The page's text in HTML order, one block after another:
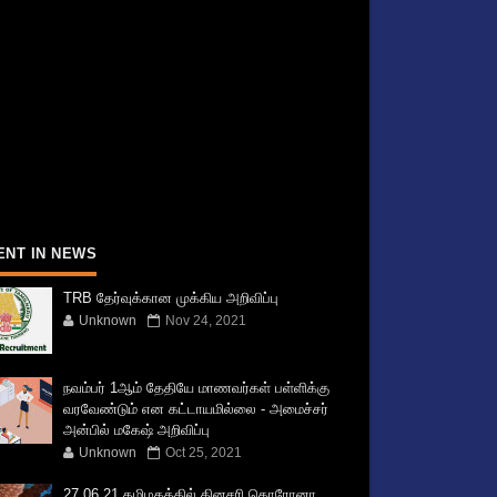
IN NEWS
TRB தேர்வுக்கான முக்கிய அறிவிப்பு
Unknown Nov 24, 2021
நவம்பர் 1ஆம் தேதியே மாணவர்கள் பள்ளிக்கு
வரவேண்டும் என கட்டாயமில்லை - அமைச்சர்
அன்பில் மகேஷ் அறிவிப்பு
Unknown Oct 25, 2021